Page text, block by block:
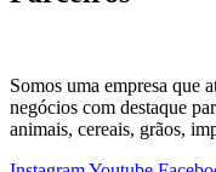
Somos uma empresa que
negócios com destaque
animais, cereais, grãos,